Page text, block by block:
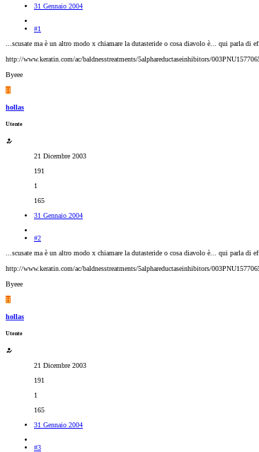
31 Gennaio 2004
#1
...scusate ma è un altro modo x chiamare la dutasteride o cosa diavolo è... qui
http://www.keratin.com/ac/baldnesstreatments/5alphareductaseinhibitors/
Byeee
H
hollas
Utente
21 Dicembre 2003
191
1
165
31 Gennaio 2004
#2
...scusate ma è un altro modo x chiamare la dutasteride o cosa diavolo è... qui
http://www.keratin.com/ac/baldnesstreatments/5alphareductaseinhibitors/
Byeee
H
hollas
Utente
21 Dicembre 2003
191
1
165
31 Gennaio 2004
#3